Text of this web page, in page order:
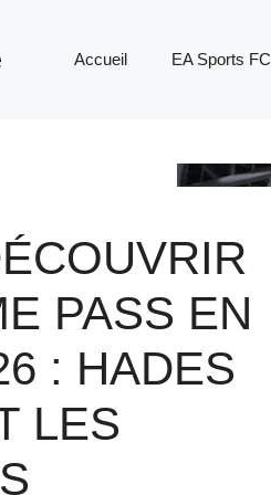
Accueil EA Sports FC
PASS EN
: HADES
LES